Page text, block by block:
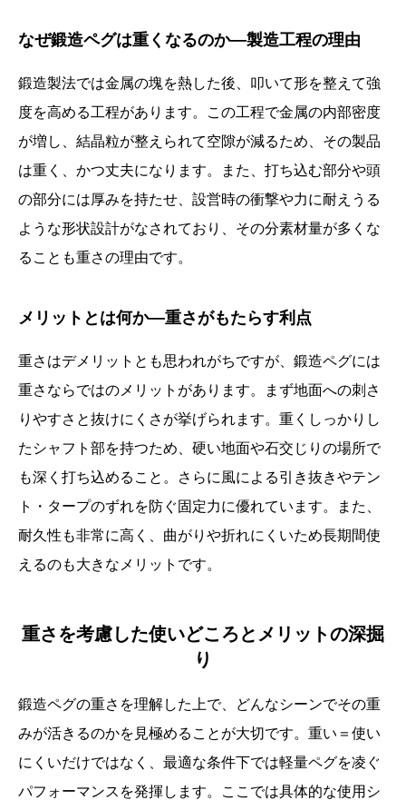
なぜ鍛造ペグは重くなるのか―製造工程の理由
鍛造製法では金属の塊を熱した後、叩いて形を整えて強
度を高める工程があります。この工程で金属の内部密度
が増し、結晶粒が整えられて空隙が減るため、その製品
は重く、かつ丈夫になります。また、打ち込む部分や頭
の部分には厚みを持たせ、設営時の衝撃や力に耐えうる
ような形状設計がなされており、その分素材量が多くな
ることも重さの理由です。
メリットとは何か―重さがもたらす利点
重さはデメリットとも思われがちですが、鍛造ペグには
重さならではのメリットがあります。まず地面への刺さ
りやすさと抜けにくさが挙げられます。重くしっかりし
たシャフト部を持つため、硬い地面や石交じりの場所で
も深く打ち込めること。さらに風による引き抜きやテン
ト・タープのずれを防ぐ固定力に優れています。また、
耐久性も非常に高く、曲がりや折れにくいため長期間使
えるのも大きなメリットです。
重さを考慮した使いどころとメリットの深掘
り
鍛造ペグの重さを理解した上で、どんなシーンでその重
みが活きるのかを見極めることが大切です。重い＝使い
にくいだけではなく、最適な条件下では軽量ペグを凌ぐ
パフォーマンスを発揮します。ここでは具体的な使用シ